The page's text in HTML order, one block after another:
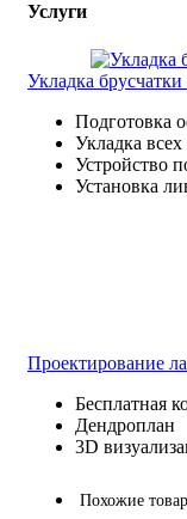
Услуги
Укладка
Подготовка
Укладка
Устройство
Установка
Проектирование
Бесплатная
Дендроплан
3D
Похожие